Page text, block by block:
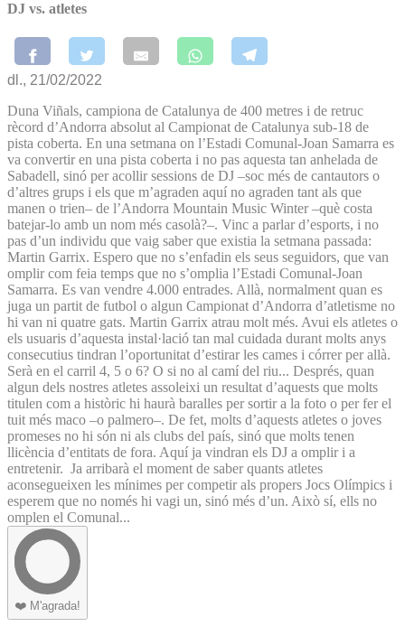
DJ vs. atletes
dl., 21/02/2022
Duna Viñals, campiona de Catalunya de 400 metres i de retruc
rècord d’Andorra absolut al Campionat de Catalunya sub-18 de
pista coberta. En una setmana on l’Estadi Comunal-Joan Samarra es
va convertir en una pista coberta i no pas aquesta tan anhelada de
Sabadell, sinó per acollir sessions de DJ –soc més de cantautors o
d’altres grups i els que m’agraden aquí no agraden tant als que
manen o trien– de l’Andorra Mountain Music Winter –què costa
batejar-lo amb un nom més casolà?–. Vinc a parlar d’esports, i no
pas d’un individu que vaig saber que existia la setmana passada:
Martin Garrix. Espero que no s’enfadin els seus seguidors, que van
omplir com feia temps que no s’omplia l’Estadi Comunal-Joan
Samarra. Es van vendre 4.000 entrades. Allà, normalment quan es
juga un partit de futbol o algun Campionat d’Andorra d’atletisme no
hi van ni quatre gats. Martin Garrix atrau molt més. Avui els atletes o
els usuaris d’aquesta instal·lació tan mal cuidada durant molts anys
consecutius tindran l’oportunitat d’estirar les cames i córrer per allà.
Serà en el carril 4, 5 o 6? O si no al camí del riu... Després, quan
algun dels nostres atletes assoleixi un resultat d’aquests que molts
titulen com a històric hi haurà baralles per sortir a la foto o per fer el
tuit més maco –o palmero–. De fet, molts d’aquests atletes o joves
promeses no hi són ni als clubs del país, sinó que molts tenen
llicència d’entitats de fora. Aquí ja vindran els DJ a omplir i a
entretenir. Ja arribarà el moment de saber quants atletes
aconsegueixen les mínimes per competir als propers Jocs Olímpics i
esperem que no només hi vagi un, sinó més d’un. Això sí, ells no
omplen el Comunal...
❤️ M'agrada!